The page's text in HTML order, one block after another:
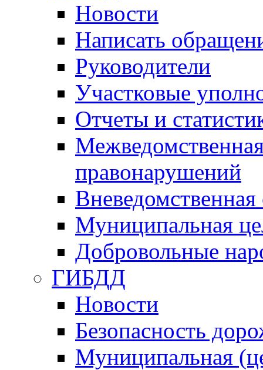
Новости
Написать
Руководители
Участковые
Отчеты и
правонарушений
Вневедомственная
Муниципальная
Добровольные
ГИБДД
Новости
Безопасность
Муниципальная